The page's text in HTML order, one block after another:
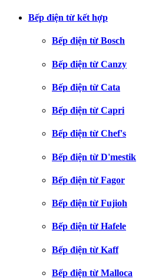
Bếp điện từ kết hợp
Bếp điện từ Bosch
Bếp điện từ Canzy
Bếp điện từ Cata
Bếp điện từ Capri
Bếp điện từ Chef's
Bếp điện từ D'mestik
Bếp điện từ Fagor
Bếp điện từ Fujioh
Bếp điện từ Hafele
Bếp điện từ Kaff
Bếp điện từ Malloca